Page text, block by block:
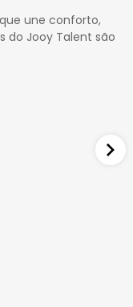
une conforto,
do Jooy Talent são